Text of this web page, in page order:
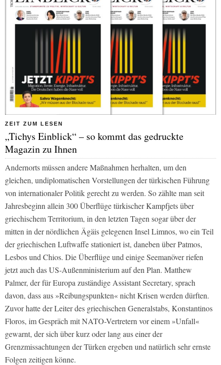
ZEIT ZUM LESEN
„Tichys Einblick“ – so kommt das gedruckte
Magazin zu Ihnen
Andernorts müssen andere Maßnahmen herhalten, um den
gleichen, undiplomatischen Vorstellungen der türkischen Führung
von internationaler Politik gerecht zu werden. So zählte man seit
Jahresbeginn allein 300 Überflüge türkischer Kampfjets über
griechischem Territorium, in den letzten Tagen sogar über der
mitten in der nördlichen Ägäis gelegenen Insel Limnos, wo ein Teil
der griechischen Luftwaffe stationiert ist, daneben über Patmos,
Lesbos und Chios. Die Überflüge und einige Seemanöver riefen
jetzt auch das US-Außenministerium auf den Plan. Matthew
Palmer, der für Europa zuständige Assistant Secretary, sprach
davon, dass aus »Reibungspunkten« nicht Krisen werden dürften.
Zuvor hatte der Leiter des griechischen Generalstabs, Konstantinos
Floros, im Gespräch mit NATO-Vertretern vor einem »Unfall«
gewarnt, der sich über kurz oder lang aus einer der
Grenzmissachtungen der Türken ergeben und natürlich sehr ernste
Folgen zeitigen könne.